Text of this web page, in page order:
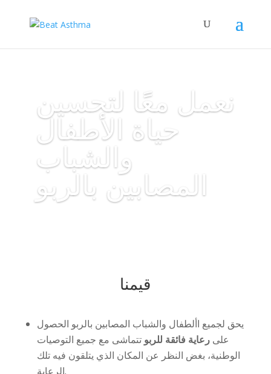
نعمل معًا لتحسين
حياة الأطفال
والشباب
المصابين بالربو
قيمنا
يحق لجميع األطفال والشباب المصابين بالربو الحصول
علىرعاية فائقة للربو تتماشى مع جميع التوصيات
الوطنية، بغض النظر عن المكان الذي يتلقون فيه تلك
الرعاية.